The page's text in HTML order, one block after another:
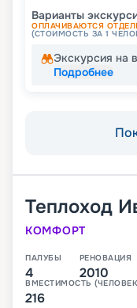
Варианты
ОПЛАЧИВАЮТСЯ
(СТОИМОСТЬ ЗА 1
Экскурсия на
Подробнее
Теплоход
КОМФОРТ
ПАЛУБЫ
4
РЕНОВАЦИЯ
2010
ВМЕСТИМОСТЬ
216